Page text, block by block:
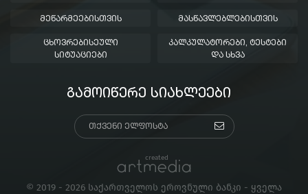
ᲛᲔᲬᲐᲠᲛᲔᲔᲑᲘᲡᲗᲕᲘᲡ ᲛᲐᲡᲬᲐᲕᲚᲔᲑᲚᲔᲑᲘᲡᲗᲕᲘᲡ
ᲪᲮᲝᲕᲠᲔᲑᲘᲡᲔᲣᲚᲘ
ᲡᲘᲢᲣᲐᲪᲘᲔᲑᲘ
ᲙᲐᲚᲙᲣᲚᲐᲢᲝᲠᲔᲑᲘ, ᲢᲔᲡᲢᲔᲑᲘ
ᲓᲐ ᲡᲮᲕᲐ
ᲒᲐᲛᲝᲘᲬᲔᲠᲔ ᲡᲘᲐᲮᲚᲔᲔᲑᲘ
created
© 2019 - 2026 საქართველოს ეროვნული ბანკი - ყველა